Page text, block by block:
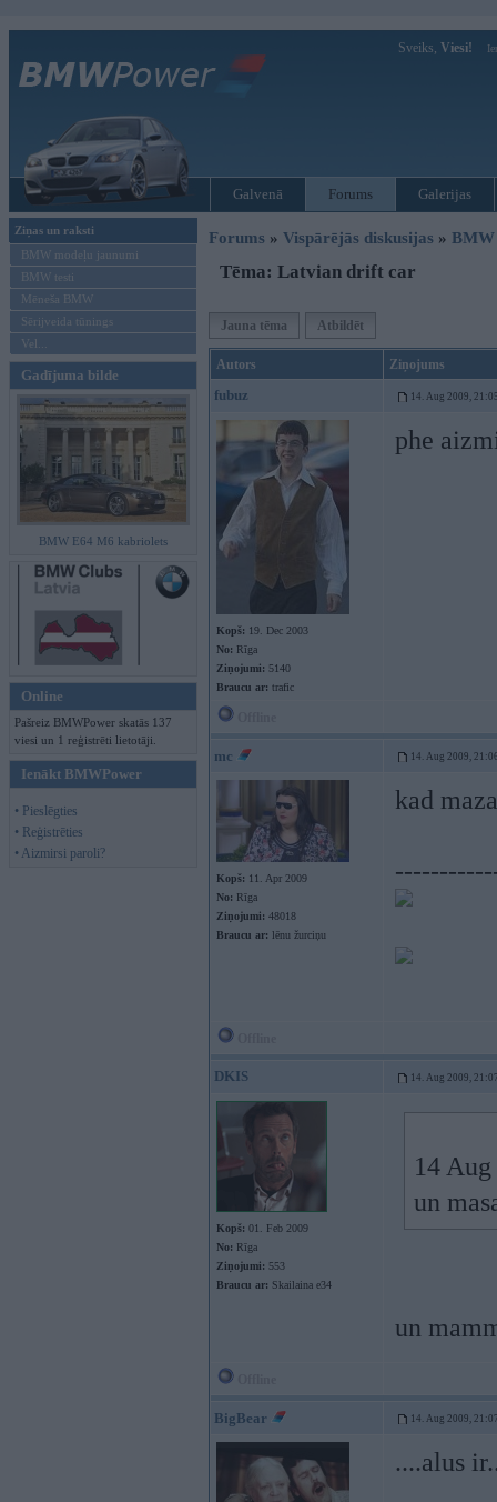
Sveiks, Viesi!
Galvenā Forums Galerijas
Ziņas un raksti
BMW modeļu jaunumi
BMW testi
Mēneša BMW
Sērijveida tūnings
Vel...
Gadījuma bilde
BMW E64 M6 kabriolets
Online
Pašreiz BMWPower skatās 137
viesi un 1 reģistrēti lietotāji.
Ienākt BMWPower
• Pieslēgties
• Reģistrēties
• Aizmirsi paroli?
Forums » Vispārējās diskusijas » BMW
Tēma: Latvian drift car
Jauna tēma Atbildēt
Autors Ziņojums
fubuz 14. Aug 2009,
Kopš: 19. Dec 2003
No: Rīga
Ziņojumi: 5140
Braucu ar: trafic
phe
mc 14. Aug 2009,
Kopš: 11. Apr 2009
No: Rīga
Ziņojumi: 48018
Braucu ar: lēnu žurciņu
kad
DKIS 14. Aug 2009,
Kopš: 01. Feb 2009
No: Rīga
Ziņojumi: 553
Braucu ar: Skailaina e34
14
un
un
BigBear 14. Aug 2009,
....alus